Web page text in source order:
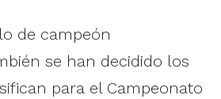
de campeón
se han decidido los
para el Campeonato